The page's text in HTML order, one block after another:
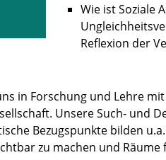
Wie ist Soziale
Reflexion der
in Forschung und Lehre
Unsere Such- und
Bezugspunkte bilden
zu machen und